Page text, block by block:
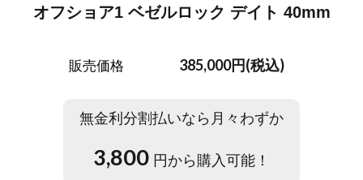
オフショア1 ベゼルロック デイト 40mm
販売価格 385,000円(税込)
無金利分割払いなら月々わずか
3,800 円から購入可能！